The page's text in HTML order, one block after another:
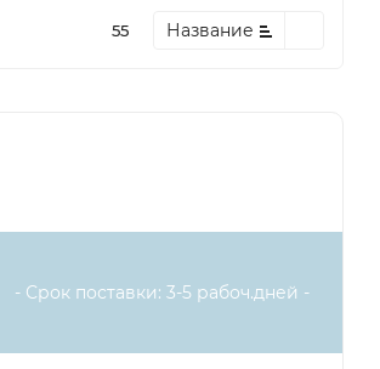
55 Название
- Срок поставки: 3-5 рабоч.дней -